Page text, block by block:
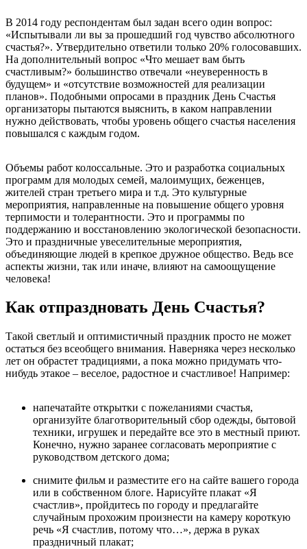
В 2014 году респондентам был задан всего один вопрос:
«Испытывали ли вы за прошедший год чувство абсолютного
счастья?». Утвердительно ответили только 20% голосовавших.
На дополнительный вопрос «Что мешает вам быть
счастливым?» большинство отвечали «неуверенность в
будущем» и «отсутствие возможностей для реализации
планов». Подобными опросами в праздник День Счастья
организаторы пытаются выяснить, в каком направлении
нужно действовать, чтобы уровень общего счастья населения
повышался с каждым годом.
Объемы работ колоссальные. Это и разработка социальных
программ для молодых семей, малоимущих, беженцев,
жителей стран третьего мира и т.д. Это культурные
мероприятия, направленные на повышение общего уровня
терпимости и толерантности. Это и программы по
поддержанию и восстановлению экологической безопасности.
Это и праздничные увеселительные мероприятия,
объединяющие людей в крепкое дружное общество. Ведь все
аспекты жизни, так или иначе, влияют на самоощущение
человека!
Как отпраздновать День Счастья?
Такой светлый и оптимистичный праздник просто не может
остаться без всеобщего внимания. Наверняка через несколько
лет он обрастет традициями, а пока можно придумать что-
нибудь этакое – веселое, радостное и счастливое! Например:
напечатайте открытки с пожеланиями счастья,
организуйте благотворительный сбор одежды, бытовой
техники, игрушек и передайте все это в местный приют.
Конечно, нужно заранее согласовать мероприятие с
руководством детского дома;
снимите фильм и разместите его на сайте вашего города
или в собственном блоге. Нарисуйте плакат «Я
счастлив», пройдитесь по городу и предлагайте
случайным прохожим произнести на камеру короткую
речь «Я счастлив, потому что…», держа в руках
праздничный плакат;